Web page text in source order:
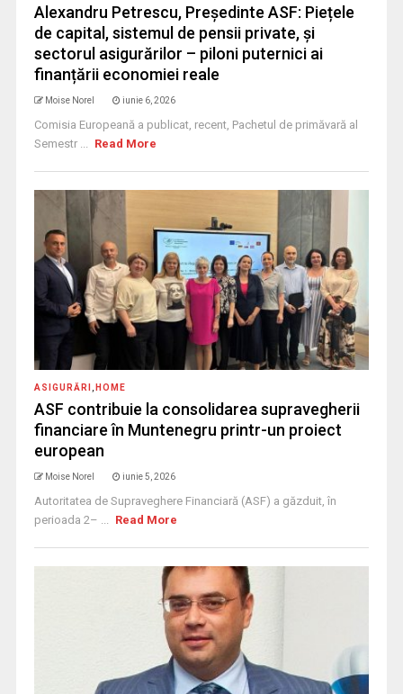
Alexandru Petrescu, Președinte ASF: Piețele
de capital, sistemul de pensii private, și
sectorul asigurărilor – piloni puternici ai
finanțării economiei reale
Moise Norel iunie 6, 2026
Comisia Europeană a publicat, recent, Pachetul de primăvară al
Semestr ... Read More
ASIGURĂRI HOME
ASF contribuie la consolidarea supravegherii
financiare în Muntenegru printr-un proiect
european
Moise Norel iunie 5, 2026
Autoritatea de Supraveghere Financiară (ASF) a găzduit, în
perioada 2– ... Read More